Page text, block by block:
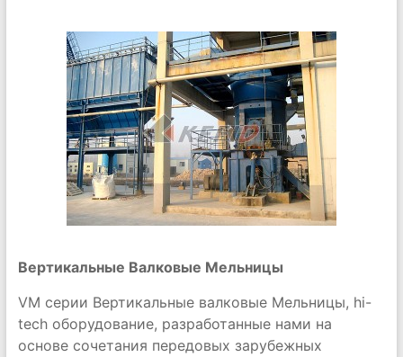
Вертикальные Валковые Мельницы
VM серии Вертикальные валковые Мельницы, hi-
tech оборудование, разработанные нами на
основе сочетания передовых зарубежных